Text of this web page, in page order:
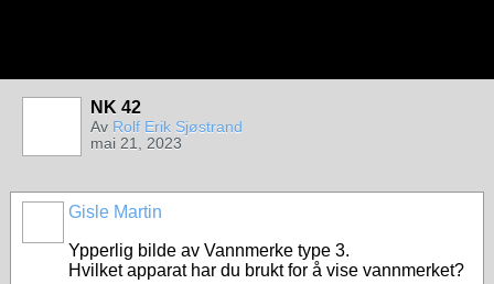
NK 42
Av Rolf Erik Sjøstrand
mai 21, 2023
Gisle Martin
Ypperlig bilde av Vannmerke type 3.
Hvilket apparat har du brukt for å vise vannmerket?